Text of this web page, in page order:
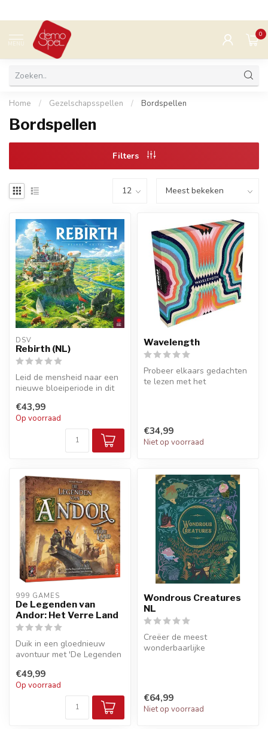
MENU
0
Home / Gezelschapsspellen / Bordspellen
Bordspellen
Filters
DSV
Rebirth (NL)
Leid de mensheid naar een
nieuwe bloeiperiode in dit
st...
€43,99
Op voorraad
Wavelength
Probeer elkaars gedachten
te lezen met het
€34,99
Niet op voorraad
999 GAMES
De Legenden van
Andor: Het Verre Land
Duik in een gloednieuw
avontuur met 'De Legenden
Dez...
€49,99
Op voorraad
Wondrous Creatures
NL
Creëer de meest
wonderbaarlijke
€64,99
Niet op voorraad